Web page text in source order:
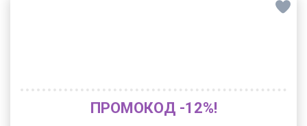
ПРОМОКОД -12%!